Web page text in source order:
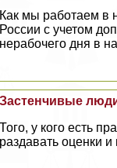
Как мы работаем в
России с учетом
нерабочего дня в
Застенчивые
Того, у кого есть
раздавать оценки